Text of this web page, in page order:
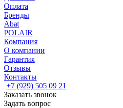
Оплата
Бренды
Abat
POLAIR
Компания
О компании
Гарантия
Отзывы
Контакты
+7 (929) 505 09 21
Заказать звонок
Задать вопрос